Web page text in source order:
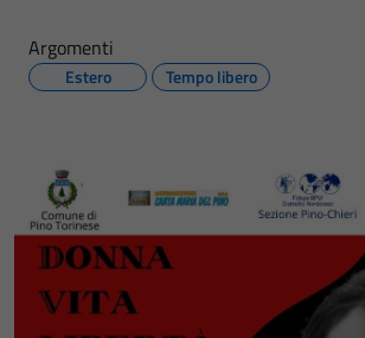
Argomenti
Estero Tempo libero